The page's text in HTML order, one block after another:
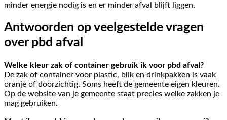
minder energie nodig is en er minder afval blijft liggen.
Antwoorden op veelgestelde vragen
over pbd afval
Welke kleur zak of container gebruik ik voor pbd afval?
De zak of container voor plastic, blik en drinkpakken is vaak
oranje of doorzichtig. Soms heeft de gemeente eigen kleuren.
Op de website van je gemeente staat precies welke zakken je
mag gebruiken.